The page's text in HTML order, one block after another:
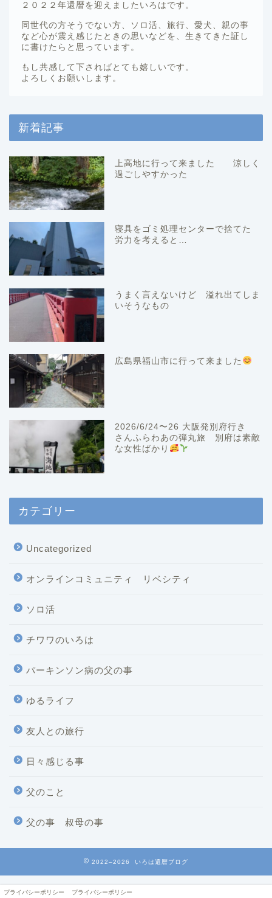
２０２２年還暦を迎えましたいろはです。
同世代の方そうでない方、ソロ活、旅行、愛犬、親の事
など心が震え感じたときの思いなどを、生きてきた証し
に書けたらと思っています。
もし共感して下さればとても嬉しいです。
よろしくお願いします。
新着記事
上高地に行って来ました 涼しく
過ごしやすかった
寝具をゴミ処理センターで捨てた
労力を考えると…
うまく言えないけど 溢れ出てしま
いそうなもの
広島県福山市に行って来ました
2026/6/24〜26 大阪発別府行き
さんふらわあの弾丸旅 別府は素敵
な女性ばかり
カテゴリー
Uncategorized
オンラインコミュニティ リベシティ
ソロ活
チワワのいろは
パーキンソン病の父の事
ゆるライフ
友人との旅行
日々感じる事
父のこと
父の事 叔母の事
2022–2026 いろは還暦ブログ
プライバシーポリシー プライバシーポリシー